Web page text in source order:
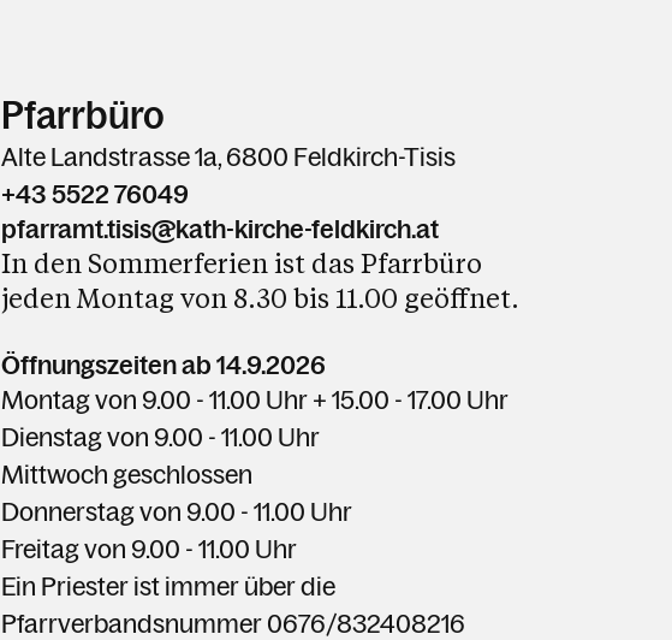
Pfarrbüro
Alte Landstrasse 1a, 6800 Feldkirch-Tisis
+43 5522 76049
pfarramt.tisis@kath-kirche-feldkirch.at
In den Sommerferien ist das Pfarrbüro
jeden Montag von 8.30 bis 11.00 geöffnet.
Öffnungszeiten ab 14.9.2026
Montagvon 9.00 - 11.00 Uhr + 15.00 - 17.00 Uhr
Dienstagvon 9.00 - 11.00 Uhr
Mittwoch geschlossen
Donnerstag von 9.00 - 11.00 Uhr
Freitag von 9.00 - 11.00 Uhr
Ein Priester ist immer über die
Pfarrverbandsnummer 0676/832408216